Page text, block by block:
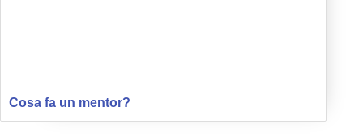
Cosa fa un mentor?